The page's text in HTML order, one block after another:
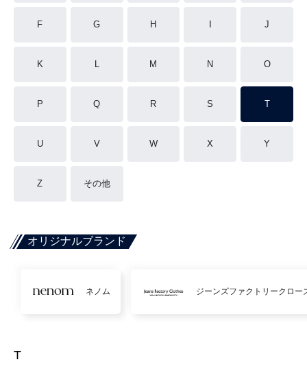
F G H J
K L M N O
P Q R S T
U V W X Y
Z その他
オリジナルブランド
ネノム ジーンズファクトリークロー
T